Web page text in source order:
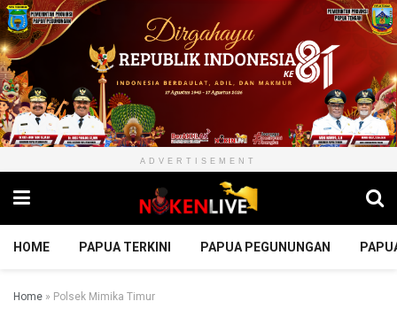
ADVERTISEMENT
HOME PAPUA TERKINI PAPUA PEGUNUNGAN
Home » Polsek Mimika Timur